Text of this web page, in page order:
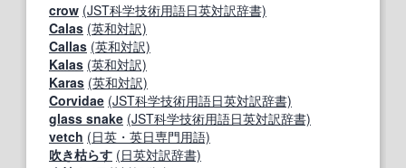
crow (JST科学技術用語日英対訳辞書)
Calas (英和対訳)
Callas (英和対訳)
Kalas (英和対訳)
Karas (英和対訳)
Corvidae (JST科学技術用語日英対訳辞書)
glass snake (JST科学技術用語日英対訳辞書)
vetch (日英・英日専門用語)
吹き枯らす (日英対訳辞書)